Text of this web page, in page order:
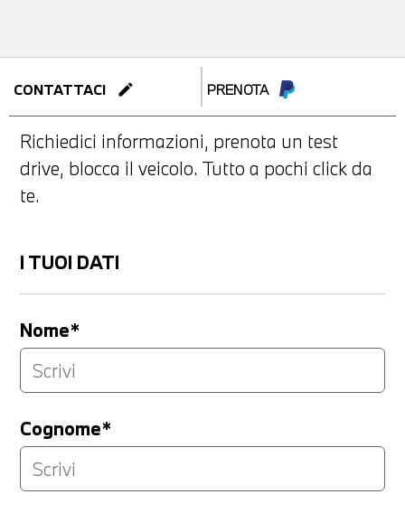
CONTATTACI edit PRENOTA
Richiedici informazioni, prenota un test
drive, blocca il veicolo. Tutto a pochi click da
te.
I TUOI DATI
Nome*
Cognome*